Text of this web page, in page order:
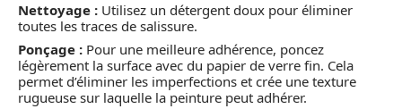
Nettoyage : Utilisez un détergent doux pour éliminer
toutes les traces de salissure.
Ponçage : Pour une meilleure adhérence, poncez
légèrement la surface avec du papier de verre fin. Cela
permet d’éliminer les imperfections et crée une texture
rugueuse sur laquelle la peinture peut adhérer.